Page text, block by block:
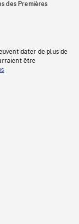
des Premières
dater de plus de
être